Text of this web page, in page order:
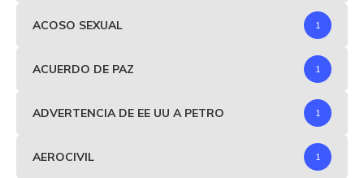
ACOSO SEXUAL 1
ACUERDO DE PAZ 1
ADVERTENCIA DE EE UU A PETRO 1
AEROCIVIL 1